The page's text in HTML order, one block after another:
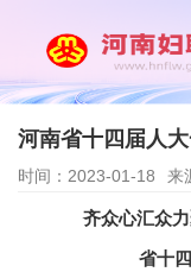
河南省十四届人
时间：2023-01-18 来
齐众心汇众
省十